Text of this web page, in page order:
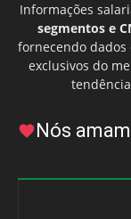
Informações
segmentos e
fornecendo dados
exclusivos do
Nós